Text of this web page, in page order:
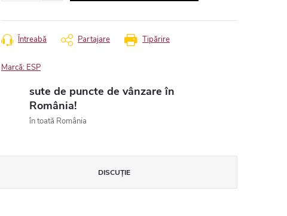
Tipărire
Întreabă Partajare
Marcă: ESP
sute de puncte de vânzare în
România!
în toată România
DISCUŢIE